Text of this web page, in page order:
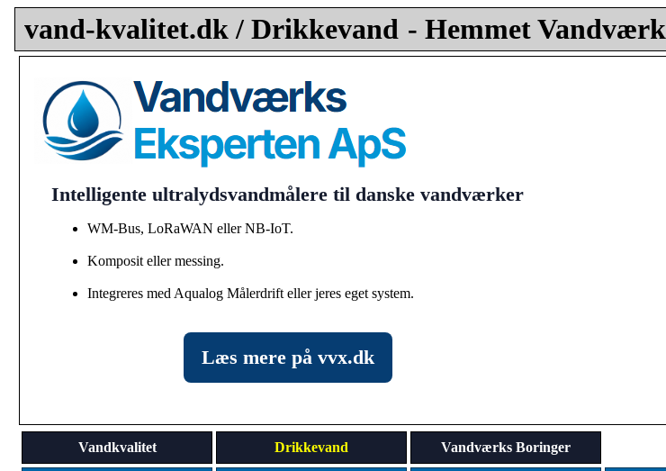
vand-kvalitet.dk / Drikkevand - Hemmet Vandværk
Intelligente ultralydsvandmålere til danske vandværker
WM-Bus, LoRaWAN eller NB-IoT.
Komposit eller messing.
Integreres med Aqualog Målerdrift eller jeres eget system.
Læs mere på vvx.dk
Vandkvalitet Drikkevand Vandværks Boringer